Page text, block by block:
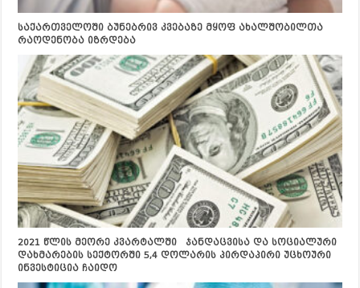
საქართველოში ბუნებრივ კვებაზე მყოფ ახალშობილთა
რაოდენობა იზრდება
2021 წლის მეორე კვარტალში ჯანდაცვისა და სოციალური
დახმარების სექტორში 5,4 დოლარის პირდაპირი უცხოური
ინვესტიცია ჩაიდო